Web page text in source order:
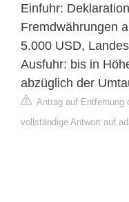
Einfuhr:
Fremdwährungen
5.000 USD,
Ausfuhr: bis in
abzüglich der
Antrag auf Entfernung
vollständige Antwort auf